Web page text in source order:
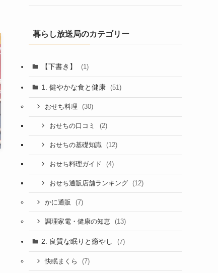
暮らし放送局のカテゴリー
【下書き】 (1)
1. 健やかな食と健康 (51)
おせち料理 (30)
おせちの口コミ (2)
おせちの基礎知識 (12)
おせち料理ガイド (4)
おせち通販店舗ランキング (12)
かに通販 (7)
調理家電・健康の知恵 (13)
2. 良質な眠りと癒やし (7)
快眠まくら (7)